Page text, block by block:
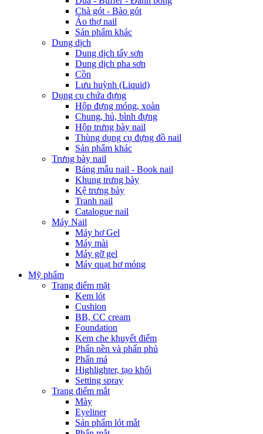
Chà gót - Bào gót
Áo thợ nail
Sản phẩm khác
Dung dịch
Dung dịch tẩy sơn
Dung dịch pha sơn
Cồn
Lưu huỳnh (Liquid)
Dụng cụ chứa đựng
Hộp đựng móng, xoàn
Chung, hủ, bình đựng
Hộp trưng bày nail
Thùng dụng cụ đựng đồ nail
Sản phẩm khác
Trưng bày nail
Bảng mẫu nail - Book nail
Khung trưng bày
Kệ trưng bày
Tranh nail
Catalogue nail
Máy Nail
Máy hơ Gel
Máy mài
Máy gỡ gel
Máy quạt hơ móng
Mỹ phẩm
Trang điểm mặt
Kem lót
Cushion
BB, CC cream
Foundation
Kem che khuyết điểm
Phấn nền và phấn phủ
Phấn má
Highlighter, tạo khối
Setting spray
Trang điểm mắt
Mày
Eyeliner
Sản phẩm lót mắt